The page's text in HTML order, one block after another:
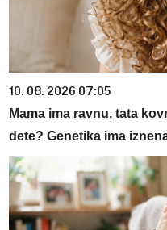
10. 08. 2026 07:05
Mama ima ravnu, tata
dete? Genetika ima